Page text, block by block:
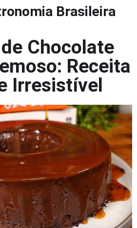
Brasileira
Chocolate
Receita
Irresistível